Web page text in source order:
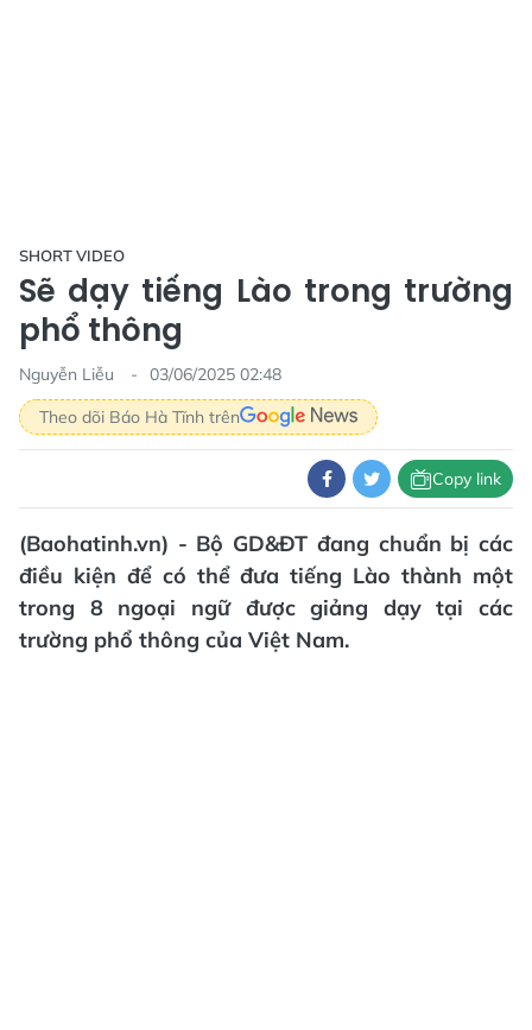
SHORT VIDEO
Sẽ dạy tiếng Lào trong trường
phổ thông
Nguyễn Liễu
03/06/2025 02:48
Theo dõi Báo Hà Tĩnh trên
Copy link
(Baohatinh.vn) - Bộ GD&ĐT đang chuẩn bị các
điều kiện để có thể đưa tiếng Lào thành một
trong 8 ngoại ngữ được giảng dạy tại các
trường phổ thông của Việt Nam.